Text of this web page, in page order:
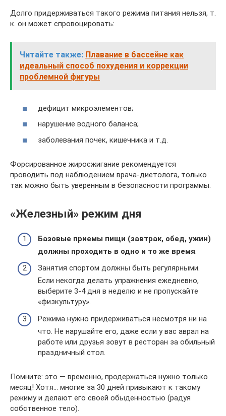
Долго придерживаться такого режима питания нельзя, т.
к. он может спровоцировать:
Читайте также: Плавание в бассейне как
идеальный способ похудения и коррекции
проблемной фигуры
дефицит микроэлементов;
нарушение водного баланса;
заболевания почек, кишечника и т.д.
Форсированное жиросжигание рекомендуется
проводить под наблюдением врача-диетолога, только
так можно быть уверенным в безопасности программы.
«Железный» режим дня
Базовые приемы пищи (завтрак, обед, ужин)
должны проходить в одно и то же время.
Занятия спортом должны быть регулярными.
Если некогда делать упражнения ежедневно,
выберите 3-4 дня в неделю и не пропускайте
«физкультуру».
Режима нужно придерживаться несмотря ни на
что. Не нарушайте его, даже если у вас аврал на
работе или друзья зовут в ресторан за обильный
праздничный стол.
Помните: это — временно, продержаться нужно только
месяц! Хотя… многие за 30 дней привыкают к такому
режиму и делают его своей обыденностью (радуя
собственное тело).